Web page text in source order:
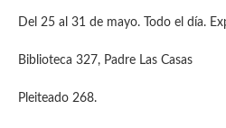
Del 25 al 31 de mayo. Todo el día.
Biblioteca 327, Padre Las Casas
Pleiteado 268.